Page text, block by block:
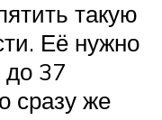
такую
Её нужно
до 37
сразу же